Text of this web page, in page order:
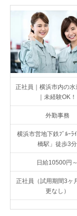
正社員｜横浜市内の水
｜未経験OK！
外勤事務
横浜市営地下鉄ﾌﾞﾙｰﾗ
橋駅」徒歩3分
日給10500円～
正社員（試用期間3ヶ
更なし）